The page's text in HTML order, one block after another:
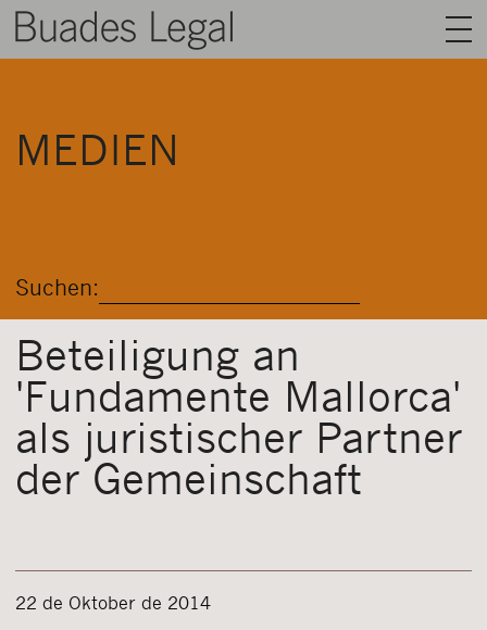
DEUTSCH
MEDIEN
Suchen:
Beteiligung an
'Fundamente Mallorca'
als juristischer Partner
der Gemeinschaft
22 de Oktober de 2014